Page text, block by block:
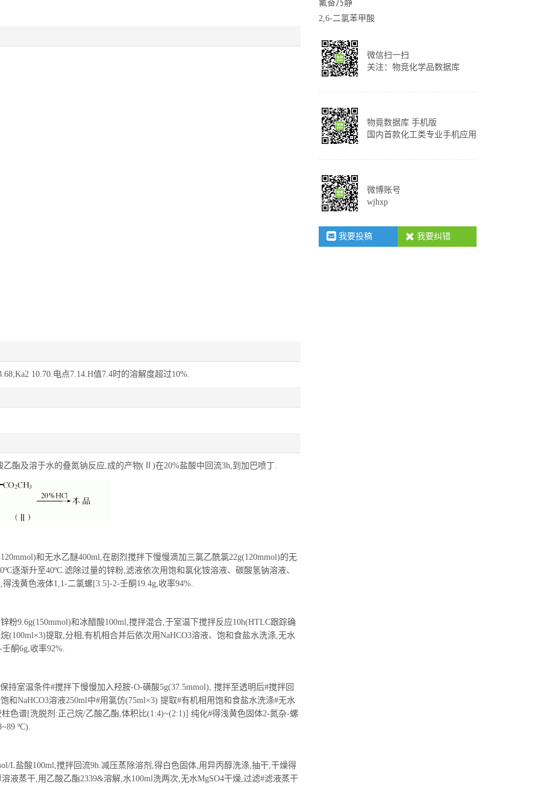
10.70.电点7.14.H值7.4时的溶解度超过10%.
酯及溶于水的叠氮钠反应,成的产物(Ⅱ)在20%盐酸中回流3h,到加巴喷丁.
和无水乙醚400ml,在剧烈搅拌下慢慢滴加三氯乙酰氯22g(120mmol)的无
逐渐升至40ºC.滤除过量的锌粉,滤液依次用饱和氯化铵溶液、碳酸氢钠溶液、
浅黄色液体1,1-二氯螺[3.5]-2-壬酮19.4g,收率94%.
粉9.6g(150mmol)和冰醋酸100ml,搅拌混合,于室温下搅拌反应10h(HTLC跟踪确
(100ml×3)提取,分相,有机相合并后依次用NaHCO3溶液、饱和食盐水洗涤,无水
酮6g,收率92%.
持室温条件#搅拌下慢慢加入羟胺-O-磺酸5g(37.5mmol), 搅拌至透明后#搅拌回
和NaHCO3溶液250ml中#用氯仿(75ml×3) 提取#有机相用饱和食盐水洗涤#无水
色谱[洗脱剂:正己烷/乙酸乙酯,体积比(1:4)~(2:1)] 纯化#得浅黄色固体2-氮杂-螺
ºC).
L盐酸100ml,搅拌回流9h.减压蒸除溶剂,得白色固体,用异丙醇洗涤,抽干,干燥得
液蒸干,用乙酸乙酯2339&溶解,水100ml洗两次,无水MgSO4干燥,过滤#滤液蒸干
氟奋乃静
2,6-二氯苯甲酸
微信扫一扫
关注：物竞化学品数据库
物竟数据库 手机版
国内首款化工类专业手机应用
微博账号
wjhxp
我要投稿 我要纠错